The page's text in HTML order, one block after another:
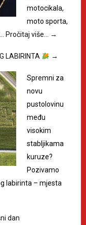
motocikala,
moto sporta,
Pročitaj više… →
LABIRINTA →
Spremni za
novu
pustolovinu
među
visokim
stabljikama
kuruze?
Pozivamo
labirinta – mjesta
dan